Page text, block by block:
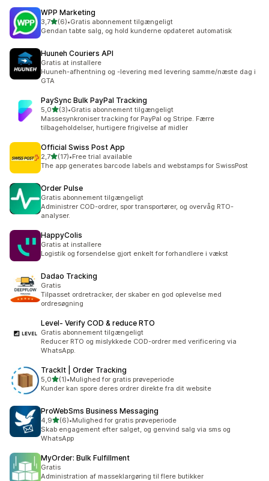
WPP Marketing
3,7ud af 5 stjerner
(6)
6 anmeldelser i alt
•Gratis abonnement tilgængeligt
Gendan tabte salg, og hold kunderne opdateret automatisk
Huuneh Couriers API
Gratis at installere
Huuneh-afhentning og -levering med levering samme/næste dag i
GTA
PaySync Bulk PayPal Tracking
5,0ud af 5 stjerner
(3)
3 anmeldelser i alt
•Gratis abonnement tilgængeligt
Massesynkroniser tracking for PayPal og Stripe. Færre
tilbageholdelser, hurtigere frigivelse af midler
Official Swiss Post App
2,7ud af 5 stjerner
(17)
17 anmeldelser i alt
•Free trial available
The app generates barcode labels and webstamps for SwissPost
Order Pulse
Gratis abonnement tilgængeligt
Administrer COD-ordrer, spor transportører, og overvåg RTO-
analyser.
HappyColis
Gratis at installere
Logistik og forsendelse gjort enkelt for forhandlere i vækst
Dadao Tracking
Gratis
Tilpasset ordretracker, der skaber en god oplevelse med
ordresøgning
Level‑ Verify COD & reduce RTO
Gratis abonnement tilgængeligt
Reducer RTO og mislykkede COD-ordrer med verificering via
WhatsApp.
TrackIt | Order Tracking
5,0ud af 5 stjerner
(1)
1 anmeldelser i alt
•Mulighed for gratis prøveperiode
Kunder kan spore deres ordrer direkte fra dit website
ProWebSms Business Messaging
4,9ud af 5 stjerner
(6)
6 anmeldelser i alt
•Mulighed for gratis prøveperiode
Skab engagement efter salget, og genvind salg via sms og
WhatsApp
MyOrder: Bulk Fulfillment
Gratis
Administration af masseklargøring til flere butikker